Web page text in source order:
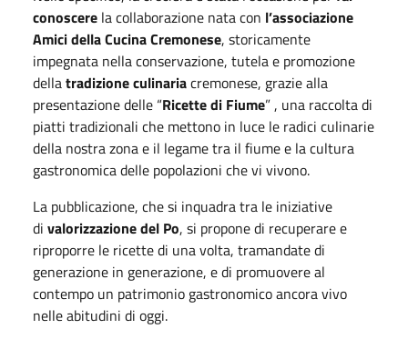
conoscere la collaborazione nata con l’associazione
Amici della Cucina Cremonese, storicamente
impegnata nella conservazione, tutela e promozione
dellatradizione culinariacremonese, grazie alla
presentazione delle “Ricette di Fiume” , una raccolta di
piatti tradizionali che mettono in luce le radici culinarie
della nostra zona e il legame tra il fiume e la cultura
gastronomica delle popolazioni che vi vivono.
La pubblicazione, che si inquadra tra le iniziative
di valorizzazione del Po, si propone di recuperare e
riproporre le ricette di una volta, tramandate di
generazione in generazione, e di promuovere al
contempo un patrimonio gastronomico ancora vivo
nelle abitudini di oggi.